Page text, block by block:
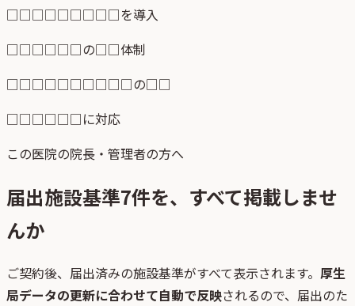
□□□□□□□□□を導入
□□□□□□の□□体制
□□□□□□□□□□の□□
□□□□□□に対応
この医院の院長・管理者の方へ
届出施設基準7件を、すべて掲載しませ
んか
ご契約後、 届出済みの施設基準がすべて表示されます。 厚生
局データの更新に合わせて自動で反映されるので、届出のた